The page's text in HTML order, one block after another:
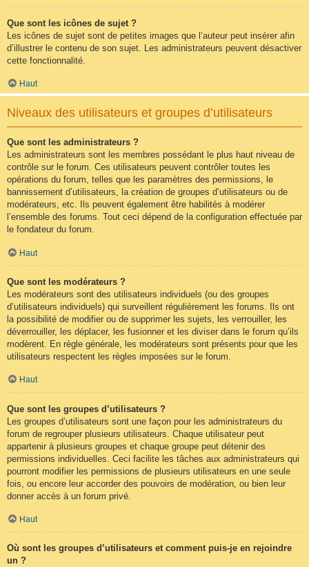
Que sont les icônes de sujet ?
Les icônes de sujet sont de petites images que l’auteur peut insérer afin
d’illustrer le contenu de son sujet. Les administrateurs peuvent désactiver
cette fonctionnalité.
Haut
Niveaux des utilisateurs et groupes d’utilisateurs
Que sont les administrateurs ?
Les administrateurs sont les membres possédant le plus haut niveau de
contrôle sur le forum. Ces utilisateurs peuvent contrôler toutes les
opérations du forum, telles que les paramètres des permissions, le
bannissement d’utilisateurs, la création de groupes d’utilisateurs ou de
modérateurs, etc. Ils peuvent également être habilités à modérer
l’ensemble des forums. Tout ceci dépend de la configuration effectuée par
le fondateur du forum.
Haut
Que sont les modérateurs ?
Les modérateurs sont des utilisateurs individuels (ou des groupes
d’utilisateurs individuels) qui surveillent régulièrement les forums. Ils ont
la possibilité de modifier ou de supprimer les sujets, les verrouiller, les
déverrouiller, les déplacer, les fusionner et les diviser dans le forum qu’ils
modèrent. En règle générale, les modérateurs sont présents pour que les
utilisateurs respectent les règles imposées sur le forum.
Haut
Que sont les groupes d’utilisateurs ?
Les groupes d’utilisateurs sont une façon pour les administrateurs du
forum de regrouper plusieurs utilisateurs. Chaque utilisateur peut
appartenir à plusieurs groupes et chaque groupe peut détenir des
permissions individuelles. Ceci facilite les tâches aux administrateurs qui
pourront modifier les permissions de plusieurs utilisateurs en une seule
fois, ou encore leur accorder des pouvoirs de modération, ou bien leur
donner accès à un forum privé.
Haut
Où sont les groupes d’utilisateurs et comment puis-je en rejoindre
un ?